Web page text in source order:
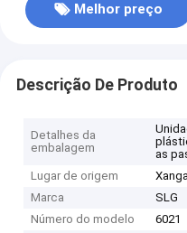
Melhor preço
Descrição De Produto
Detalhes da
embalagem
as
Lugar de origem
Marca
SLG
Número do modelo
6021